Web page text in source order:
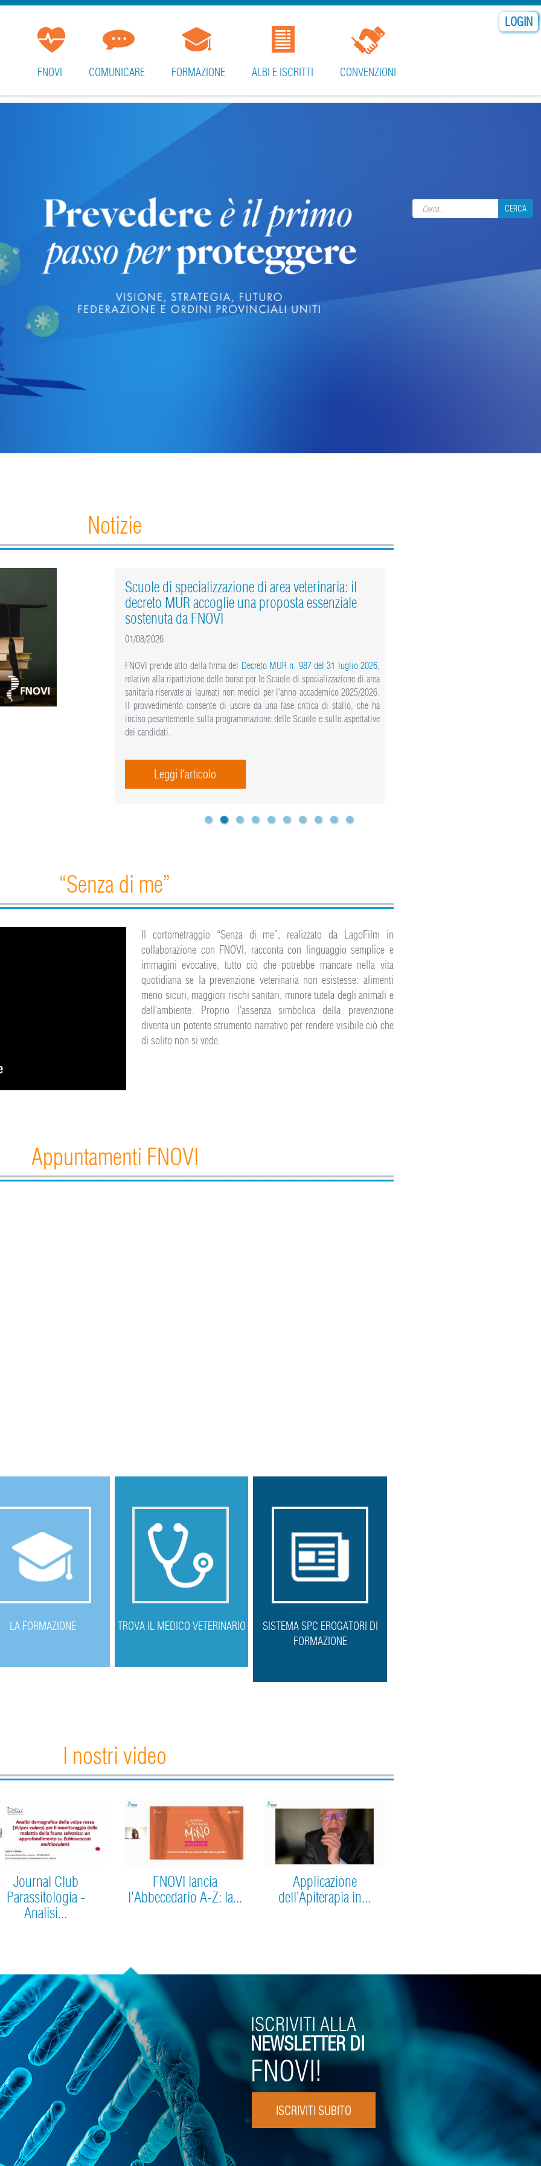
LOGIN
CERCA
CERCA
FNOVI COMUNICARE FORMAZIONE ALBI E ISCRITTI CONVENZIONI
Notizie
Scuole di specializzazione di area veterinaria: il
decreto MUR accoglie una proposta essenziale
sostenuta da FNOVI
01/08/2026
FNOVI prende atto della firma del Decreto MUR n. 987 del 31 luglio 2026,
relativo alla ripartizione delle borse per le Scuole di specializzazione di area
sanitaria riservate ai laureati non medici per l’anno accademico 2025/2026.
Il provvedimento consente di uscire da una fase critica di stallo, che ha
inciso pesantemente sulla programmazione delle Scuole e sulle aspettative
dei candidati.
Leggi l'articolo
“Senza di me”
Il cortometraggio “Senza di me”, realizzato da LagoFilm in
collaborazione con FNOVI, racconta con linguaggio semplice e
immagini evocative, tutto ciò che potrebbe mancare nella vita
quotidiana se la prevenzione veterinaria non esistesse: alimenti
meno sicuri, maggiori rischi sanitari, minore tutela degli animali e
dell’ambiente. Proprio l’assenza simbolica della prevenzione
diventa un potente strumento narrativo per rendere visibile ciò che
di solito non si vede.
Appuntamenti FNOVI
LA FORMAZIONE TROVA IL MEDICO VETERINARIO
SISTEMA SPC EROGATORI DI
FORMAZIONE
I nostri video
Journal Club
Parassitologia -
Analisi...
FNOVI lancia
l'Abbecedario A-Z: la...
Applicazione
dell’Apiterapia in...
FNOVI!
ISCRIVITI SUBITO
ISCRIVITI ALLA
NEWSLETTER DI